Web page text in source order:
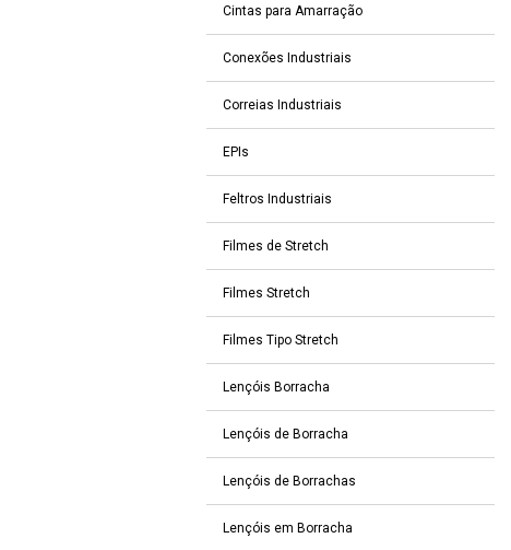
Cintas para Amarração
Conexões Industriais
Correias Industriais
EPIs
Feltros Industriais
Filmes de Stretch
Filmes Stretch
Filmes Tipo Stretch
Lençóis Borracha
Lençóis de Borracha
Lençóis de Borrachas
Lençóis em Borracha